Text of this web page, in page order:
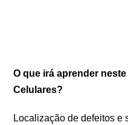
O que irá aprender
Celulares?
Localização de defeitos e